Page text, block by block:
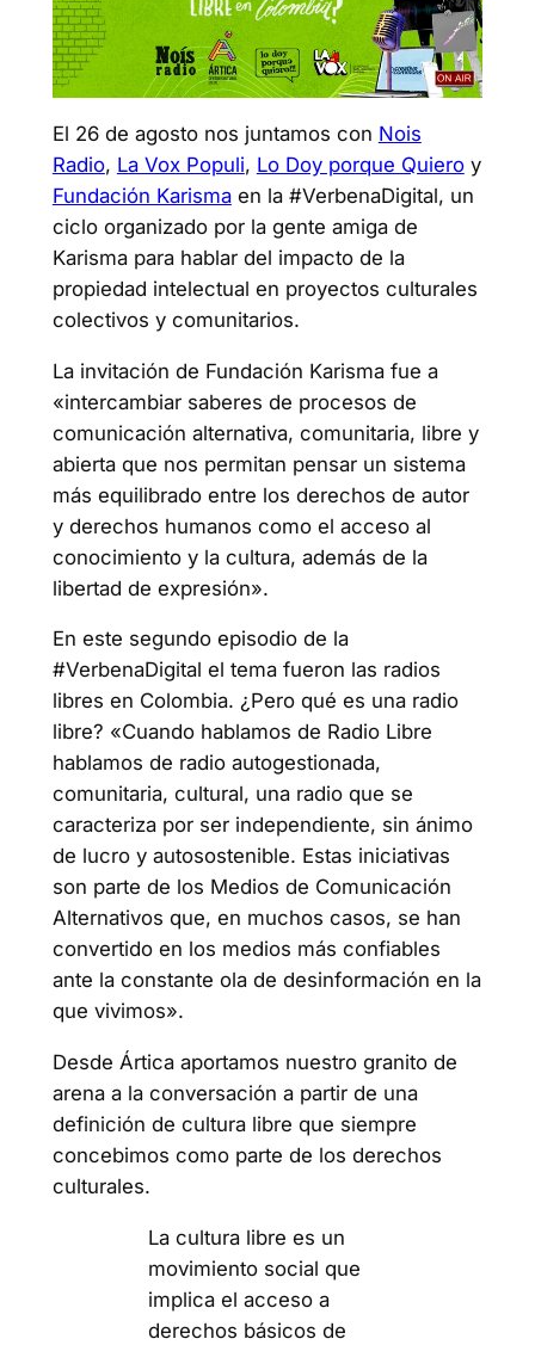
El 26 de agosto nos juntamos con Nois
Radio, La Vox Populi, Lo Doy porque Quieroy
Fundación Karismaen la #VerbenaDigital, un
ciclo organizado por la gente amiga de
Karisma para hablar del impacto de la
propiedad intelectual en proyectos culturales
colectivos y comunitarios.
La invitación de Fundación Karisma fue a
«intercambiar saberes de procesos de
comunicación alternativa, comunitaria, libre y
abierta que nos permitan pensar un sistema
más equilibrado entre los derechos de autor
y derechos humanos como el acceso al
conocimiento y la cultura, además de la
libertad de expresión».
En este segundo episodio de la
#VerbenaDigital el tema fueron las radios
libres en Colombia. ¿Pero qué es una radio
libre? «Cuando hablamos de Radio Libre
hablamos de radio autogestionada,
comunitaria, cultural, una radio que se
caracteriza por ser independiente, sin ánimo
de lucro y autosostenible. Estas iniciativas
son parte de los Medios de Comunicación
Alternativos que, en muchos casos, se han
convertido en los medios más confiables
ante la constante ola de desinformación en la
que vivimos».
Desde Ártica aportamos nuestro granito de
arena a la conversación a partir de una
definición de cultura libre que siempre
concebimos como parte de los derechos
culturales.
La cultura libre es un
movimiento social que
implica el acceso a
derechos básicos de